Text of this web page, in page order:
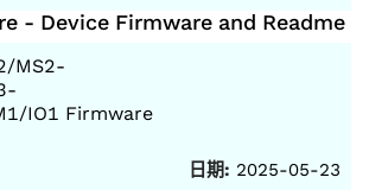
- Device Firmware and Readme
MS2-
IO1 Firmware
日期: 2025-05-23